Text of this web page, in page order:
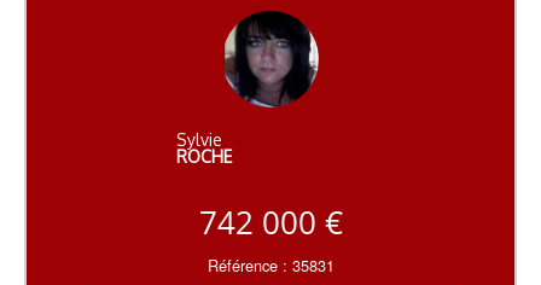
Sylvie
ROCHE
742 000 €
Référence : 35831